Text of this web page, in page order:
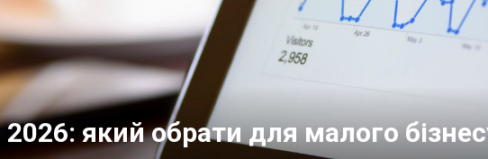
який обрати для малого